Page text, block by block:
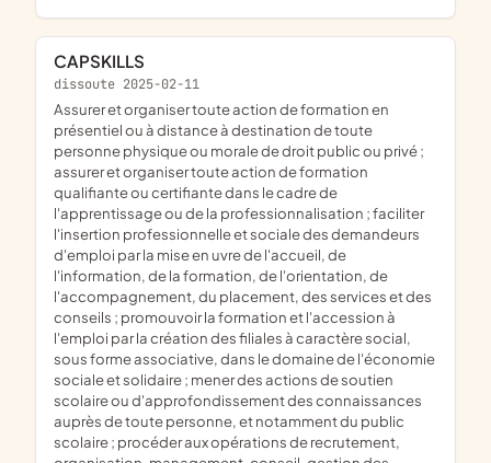
CAPSKILLS
dissoute 2025-02-11
assurer et organiser toute action de formation en
présentiel ou à distance à destination de toute
personne physique ou morale de droit public ou privé ;
assurer et organiser toute action de formation
qualifiante ou certifiante dans le cadre de
l'apprentissage ou de la professionnalisation ; faciliter
l'insertion professionnelle et sociale des demandeurs
d'emploi par la mise en uvre de l'accueil, de
l'information, de la formation, de l'orientation, de
l'accompagnement, du placement, des services et des
conseils ; promouvoir la formation et l'accession à
l'emploi par la création des filiales à caractère social,
sous forme associative, dans le domaine de l'économie
sociale et solidaire ; mener des actions de soutien
scolaire ou d'approfondissement des connaissances
auprès de toute personne, et notamment du public
scolaire ; procéder aux opérations de recrutement,